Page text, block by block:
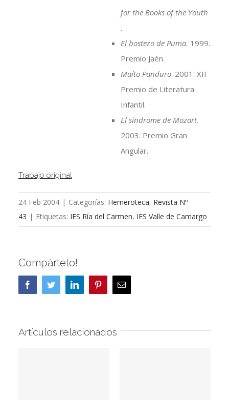
for the Books of the Youth
.
El bostezo de Puma. 1999.
Premio Jaén.
Maíto Panduro. 2001. XII
Premio de Literatura
Infantil.
El síndrome de Mozart.
2003. Premio Gran
Angular.
Trabajo original
24 Feb 2004 | Categorías: Hemeroteca, Revista Nº
43 | Etiquetas: IES Ría del Carmen, IES Valle de Camargo
Compártelo!
FacebookTwitterLinkedInPinterestCorreo
electrónico
Artículos relacionados